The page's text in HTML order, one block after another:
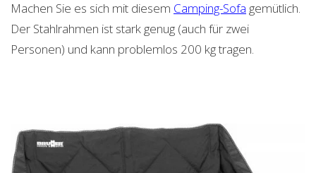
Machen Sie es sich mit diesem Camping-Sofa gemütlich.
Der Stahlrahmen ist stark genug (auch für zwei
Personen) und kann problemlos 200 kg tragen.